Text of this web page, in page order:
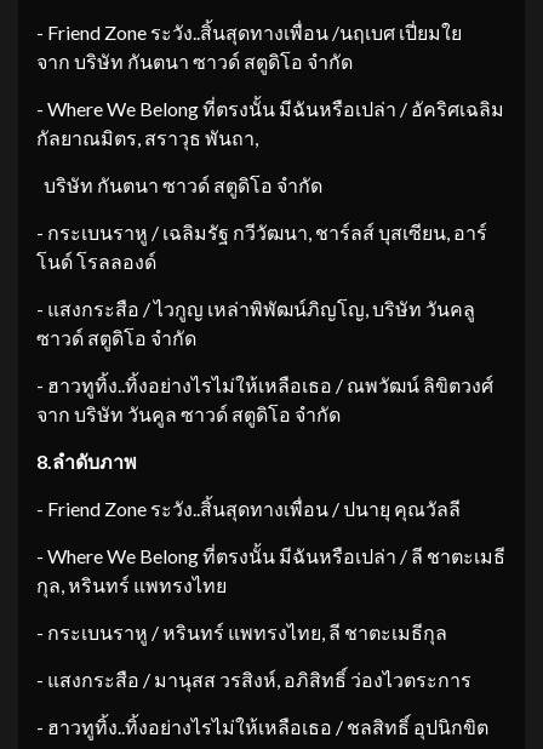
​- Friend Zone ระวัง..สิ้นสุดทางเพื่อน /นฤเบศ เปี่ยมใย
จาก บริษัท กันตนา ซาวด์ สตูดิโอ จำกัด
​- Where We Belong ที่ตรงนั้น มีฉันหรือเปล่า / อัคริศเฉลิม
กัลยาณมิตร, สราวุธ พันถา,
​ บริษัท กันตนา ซาวด์ สตูดิโอ จำกัด
​- กระเบนราหู / เฉลิมรัฐ กวีวัฒนา, ชาร์ลส์ บุสเซียน, อาร์
โนด์ โรลลองด์
​- แสงกระสือ / ไวกูญ เหล่าพิพัฒน์ภิญโญ, บริษัท วันคลู
ซาวด์ สตูดิโอ จำกัด
​- ฮาวทูทิ้ง..ทิ้งอย่างไรไม่ให้เหลือเธอ / ณพวัฒน์ ลิขิตวงศ์
จาก บริษัท วันคูล ซาวด์ สตูดิโอ จำกัด
8. ลำดับภาพ
​- Friend Zone ระวัง..สิ้นสุดทางเพื่อน / ปนายุ คุณวัลลี
​- Where We Belong ที่ตรงนั้น มีฉันหรือเปล่า / ลี ชาตะเมธี
กุล, หรินทร์ แพทรงไทย
​- กระเบนราหู / หรินทร์ แพทรงไทย, ลี ชาตะเมธีกุล
​- แสงกระสือ / มานุสส วรสิงห์, อภิสิทธิ์ ว่องไวตระการ
​- ฮาวทูทิ้ง..ทิ้งอย่างไรไม่ให้เหลือเธอ / ชลสิทธิ์ อุปนิกขิต